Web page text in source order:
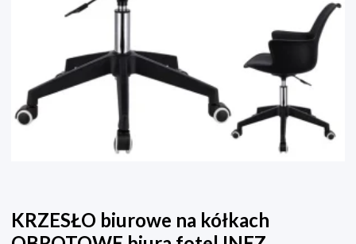
KRZESŁO biurowe na kółkach